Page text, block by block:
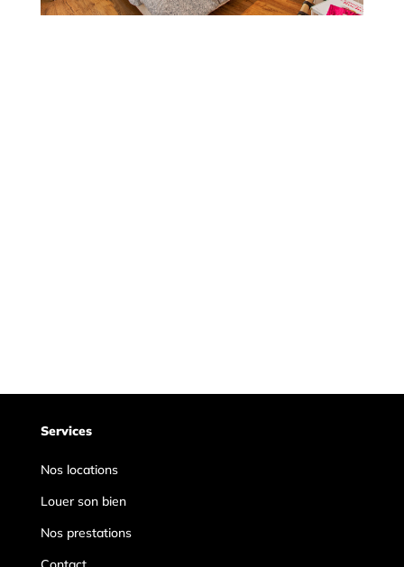
Services
Nos locations
Louer son bien
Nos prestations